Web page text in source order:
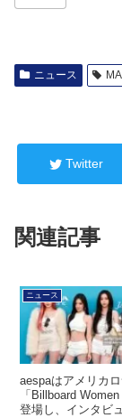
ニュース
Twitter
関連記事
ニュース
aespaはアメリカ
「Billboard
登場し、インタビ